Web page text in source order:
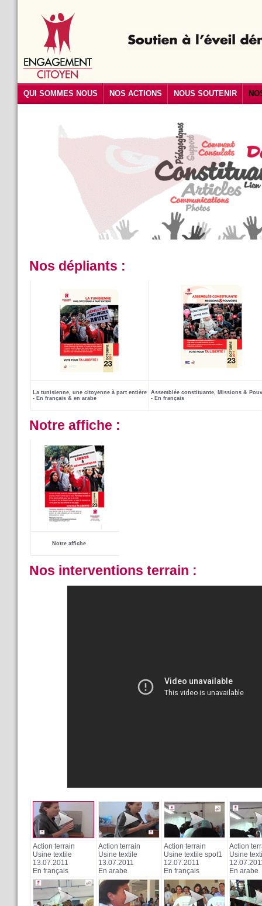
QUI SOMMES NOUS NOS ACTIONS NOUS SOUTENIR
Nos dépliants :
La tunisienne, une citoyenne à part entière
- En français & en arabe
Assemblée constituante, Missions &
- En français
Notre affiche :
Notre affiche
Nos interventions terrain :
Action terrain
Usine textile
13.07.2011
En français
Action terrain
Usine textile
13.07.2011
En arabe
Action terrain
Usine textile spot1
12.07.2011
En français
Action
Usine
En arabe